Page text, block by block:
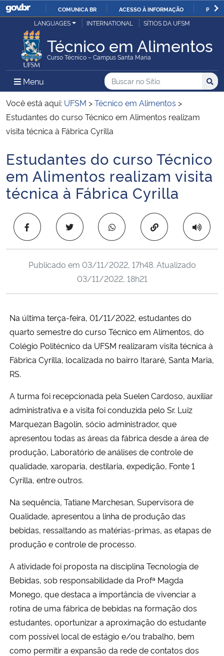
IR
O
COMUNICA BR ACESSO À INFORMAÇÃO
Ministério da Justiça e Segurança Pública
Ministério da Defesa
Ministério das Relações Exteriores
Ministério da Economia
Ministério da Infraestrutura
Ministério da Agricultura, Pecuária e Abastecimento
Ministério da Cidadania
Ministério do Meio Ambiente
Ministério do Turismo
Ministério do Desenvolvimento Regional
Ministério da Mulher, da Família e dos Direitos Humanos
Secretaria-Geral
Secretaria de Governo
Advocacia-Geral da União
Banco Central do Brasil
Planalto
LANGUAGES INTERNATIONAL SÍTIOS DA UFSM
Técnico em Alimentos
Curso Técnico – Campus Santa Maria
Menu Menu Principal do Sítio
Busca
Buscar no no Sítio
Busca:
Você está aqui: UFSM >Técnico em Alimentos >
Estudantes do curso Técnico em Alimentos realizam
visita técnica à Fábrica Cyrilla
Início do conteúdo
Estudantes do curso Técnico
em Alimentos realizam visita
técnica à Fábrica Cyrilla
Copiar para área
Publicado em 03/11/2022, 17h48. Atualizado
03/11/2022, 18h21
Na última terça-feira, 01/11/2022, estudantes do
quarto semestre do curso Técnico em Alimentos, do
Colégio Politécnico da UFSM realizaram visita técnica à
Fábrica Cyrilla, localizada no bairro Itararé, Santa Maria,
RS.
A turma foi recepcionada pela Suelen Cardoso, auxiliar
administrativa e a visita foi conduzida pelo Sr. Luiz
Marquezan Bagolin, sócio administrador, que
apresentou todas as áreas da fábrica desde a área de
produção, Laboratório de análises de controle de
qualidade, xaroparia, destilaria, expedição, Fonte 1
Cyrilla, entre outros.
Na sequência, Tatiane Marchesan, Supervisora de
Qualidade, apresentou a linha de produção das
bebidas, ressaltando as matérias-primas, as etapas de
produção e controle de processo.
A atividade foi proposta na disciplina Tecnologia de
Bebidas, sob responsabilidade da Profª Magda
Monego, que destaca a importância de vivenciar a
rotina de uma fábrica de bebidas na formação dos
estudantes, oportunizar a aproximação do estudante
com possível local de estágio e/ou trabalho, bem
como permitir a expansão da rede de contatos dos